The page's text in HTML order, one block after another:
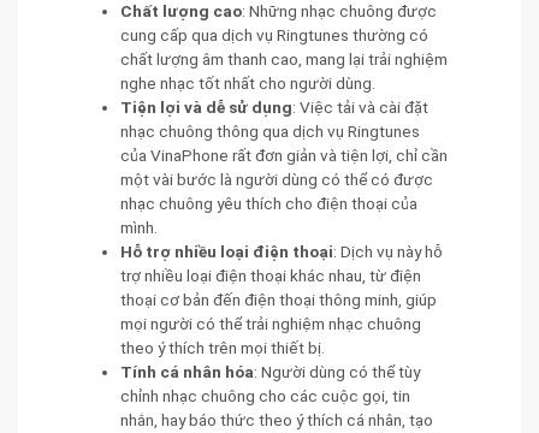
Chất lượng cao: Những nhạc chuông được
cung cấp qua dịch vụ Ringtunes thường có
chất lượng âm thanh cao, mang lại trải nghiệm
nghe nhạc tốt nhất cho người dùng.
Tiện lợi và dễ sử dụng: Việc tải và cài đặt
nhạc chuông thông qua dịch vụ Ringtunes
của VinaPhone rất đơn giản và tiện lợi, chỉ cần
một vài bước là người dùng có thể có được
nhạc chuông yêu thích cho điện thoại của
mình.
Hỗ trợ nhiều loại điện thoại: Dịch vụ này hỗ
trợ nhiều loại điện thoại khác nhau, từ điện
thoại cơ bản đến điện thoại thông minh, giúp
mọi người có thể trải nghiệm nhạc chuông
theo ý thích trên mọi thiết bị.
Tính cá nhân hóa: Người dùng có thể tùy
chỉnh nhạc chuông cho các cuộc gọi, tin
nhắn, hay báo thức theo ý thích cá nhân, tạo